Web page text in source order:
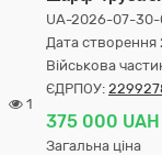
1
UA-2026-07-
Дата створення
Військова
ЄДРПОУ:
375 000 UAH
Загальна ціна